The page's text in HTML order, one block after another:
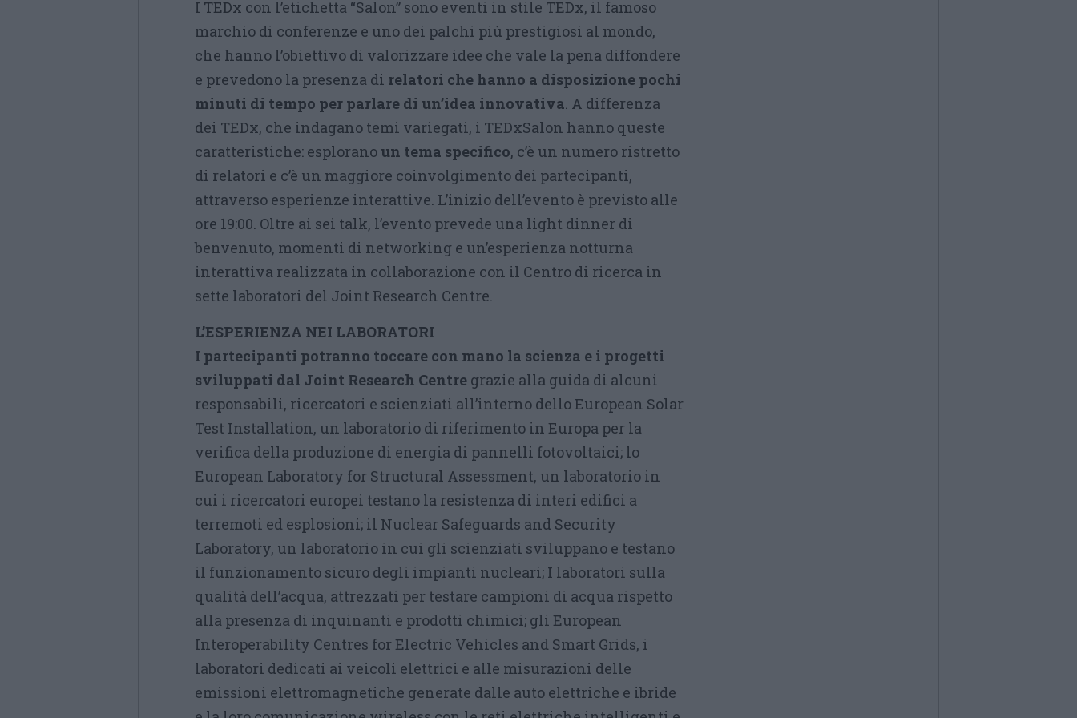
I TEDx con l’etichetta “Salon” sono eventi in stile TEDx, il famoso
marchio di conferenze e uno dei palchi più prestigiosi al mondo,
che hanno l’obiettivo di valorizzare idee che vale la pena diffondere
e prevedono la presenza di relatori che hanno a disposizione pochi
minuti di tempo per parlare di un’idea innovativa. A differenza
dei TEDx, che indagano temi variegati, i TEDxSalon hanno queste
caratteristiche: esplorano un tema specifico, c’è un numero ristretto
di relatori e c’è un maggiore coinvolgimento dei partecipanti,
attraverso esperienze interattive. L’inizio dell’evento è previsto alle
ore 19:00. Oltre ai sei talk, l’evento prevede una light dinner di
benvenuto, momenti di networking e un’esperienza notturna
interattiva realizzata in collaborazione con il Centro di ricerca in
sette laboratori del Joint Research Centre.
L’ESPERIENZA NEI LABORATORI
I partecipanti potranno toccare con mano la scienza e i progetti
sviluppati dal Joint Research Centre grazie alla guida di alcuni
responsabili, ricercatori e scienziati all’interno dello European Solar
Test Installation, un laboratorio di riferimento in Europa per la
verifica della produzione di energia di pannelli fotovoltaici; lo
European Laboratory for Structural Assessment, un laboratorio in
cui i ricercatori europei testano la resistenza di interi edifici a
terremoti ed esplosioni; il Nuclear Safeguards and Security
Laboratory, un laboratorio in cui gli scienziati sviluppano e testano
il funzionamento sicuro degli impianti nucleari; I laboratori sulla
qualità dell’acqua, attrezzati per testare campioni di acqua rispetto
alla presenza di inquinanti e prodotti chimici; gli European
Interoperability Centres for Electric Vehicles and Smart Grids, i
laboratori dedicati ai veicoli elettrici e alle misurazioni delle
emissioni elettromagnetiche generate dalle auto elettriche e ibride